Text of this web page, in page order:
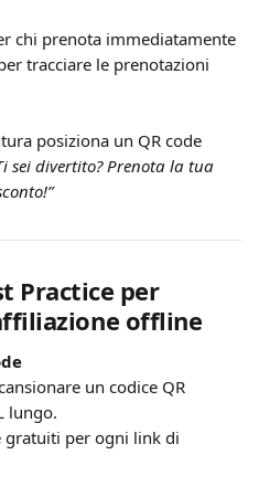
chi prenota immediatamente
tracciare le prenotazioni
posiziona un QR code
sei divertito? Prenota la tua
Practice per
offline
un codice QR
lungo.
gratuiti per ogni link di